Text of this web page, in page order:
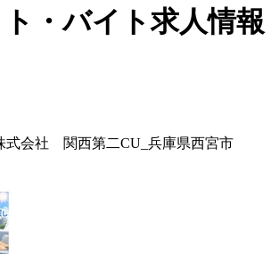
・バイト求人情報
式会社 関西第二CU_兵庫県西宮市